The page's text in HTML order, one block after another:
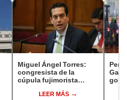
Miguel Ángel Torres:
congresista de la
cúpula fujimorista
del SenadoLEER MÁS